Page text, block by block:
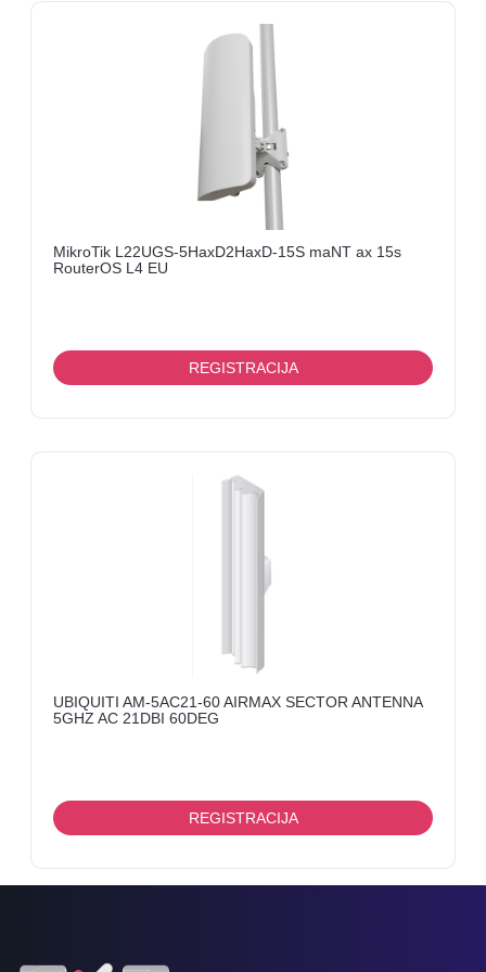
MikroTik L22UGS-5HaxD2HaxD-15S maNT ax 15s
RouterOS L4 EU
REGISTRACIJA
UBIQUITI AM-5AC21-60 AIRMAX SECTOR ANTENNA
5GHZ AC 21DBI 60DEG
REGISTRACIJA